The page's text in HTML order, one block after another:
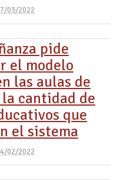
03/2022
pide
el modelo
las aulas de
cantidad de
que
el sistema
02/2022